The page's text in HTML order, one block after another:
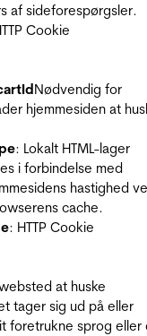
af sideforespørgsler.
Cookie
Nødvendig for
hjemmesiden at
: Lokalt HTML-lager
i forbindelse med
hastighed
cache.
: HTTP Cookie
at huske
tager sig ud på eller
foretrukne sprog eller